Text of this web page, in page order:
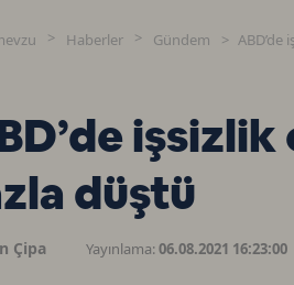
Haberler Gündem ABD’de
düştü
Çipa Yayınlama:06.08.2021 16:23:00